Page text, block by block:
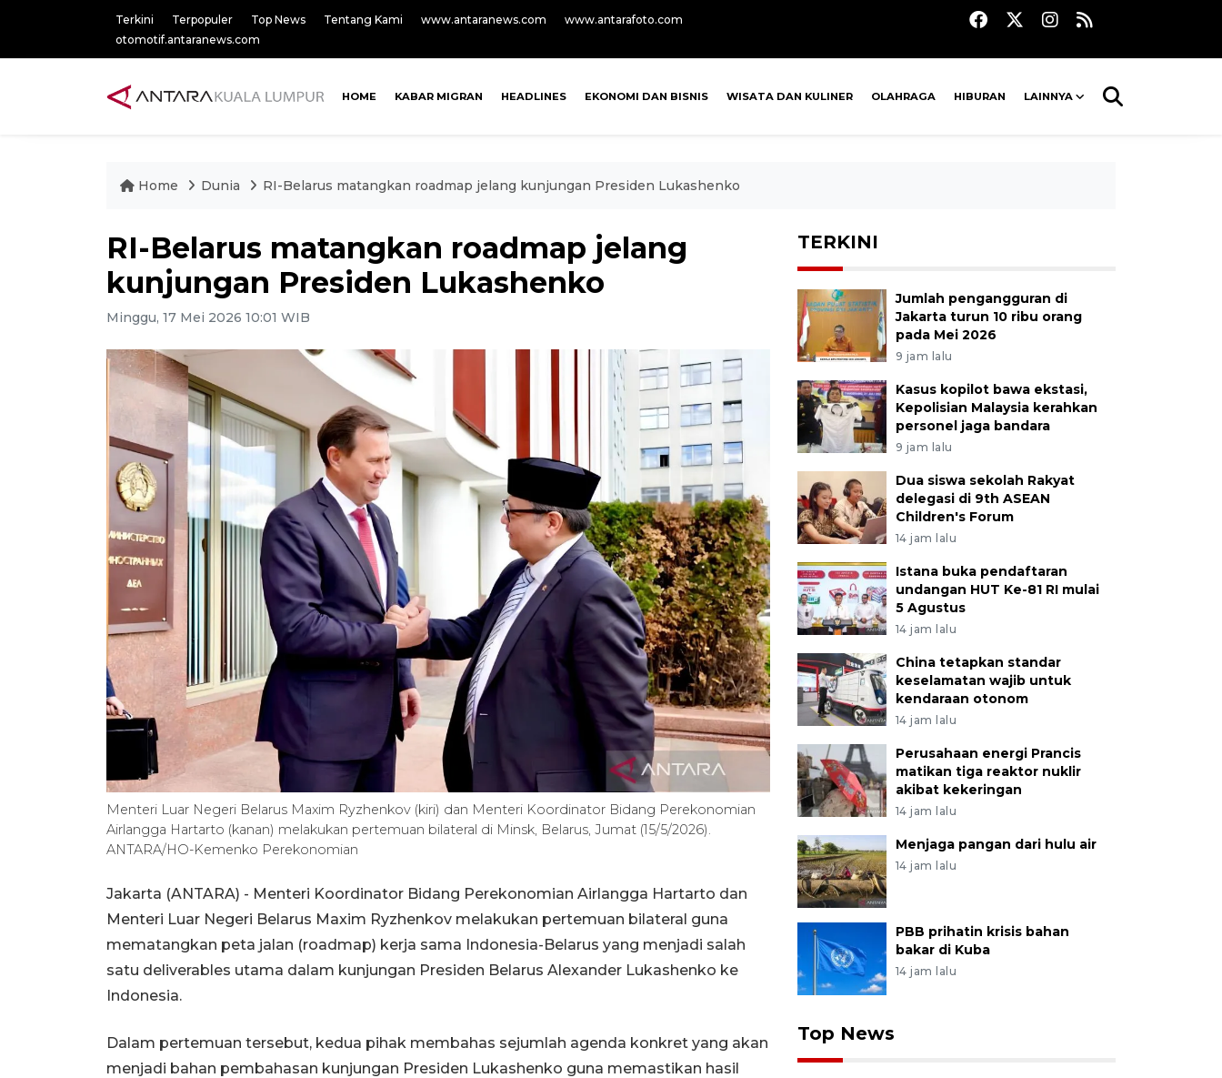
Terkini Terpopuler Top News Tentang Kami www.antaranews.com
www.antarafoto.com
otomotif.antaranews.com
HOME KABAR MIGRAN HEADLINES EKONOMI DAN BISNIS WISATA DAN KULINER OLAHRAGA HIBURAN LAINNYA
Home Dunia RI-Belarus matangkan roadmap jelang kunjungan Presiden Lukashenko
RI-Belarus matangkan roadmap jelang
kunjungan Presiden Lukashenko
Minggu, 17 Mei 2026 10:01 WIB
Menteri Luar Negeri Belarus Maxim Ryzhenkov (kiri) dan Menteri Koordinator Bidang Perekonomian
Airlangga Hartarto (kanan) melakukan pertemuan bilateral di Minsk, Belarus, Jumat (15/5/2026).
ANTARA/HO-Kemenko Perekonomian
Jakarta (ANTARA) - Menteri Koordinator Bidang Perekonomian Airlangga Hartarto dan
Menteri Luar Negeri Belarus Maxim Ryzhenkov melakukan pertemuan bilateral guna
mematangkan peta jalan (roadmap) kerja sama Indonesia-Belarus yang menjadi salah
satu deliverables utama dalam kunjungan Presiden Belarus Alexander Lukashenko ke
Indonesia.
Dalam pertemuan tersebut, kedua pihak membahas sejumlah agenda konkret yang akan
menjadi bahan pembahasan kunjungan Presiden Lukashenko guna memastikan hasil
TERKINI
Jumlah pengangguran di
Jakarta turun 10 ribu orang
pada Mei 2026
9 jam lalu
Kasus kopilot bawa ekstasi,
Kepolisian Malaysia kerahkan
personel jaga bandara
9 jam lalu
Dua siswa sekolah Rakyat
delegasi di 9th ASEAN
Children's Forum
14 jam lalu
Istana buka pendaftaran
undangan HUT Ke-81 RI mulai
5 Agustus
14 jam lalu
China tetapkan standar
keselamatan wajib untuk
kendaraan otonom
14 jam lalu
Perusahaan energi Prancis
matikan tiga reaktor nuklir
akibat kekeringan
14 jam lalu
Menjaga pangan dari hulu air
14 jam lalu
PBB prihatin krisis bahan
bakar di Kuba
14 jam lalu
Top News